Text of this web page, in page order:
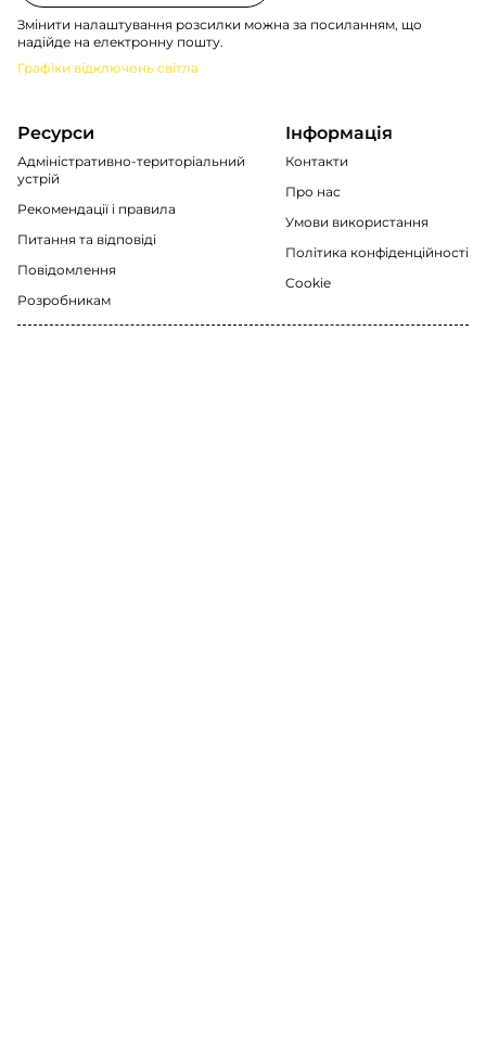
Змінити налаштування розсилки можна за посиланням, що
надійде на електронну пошту.
Графіки відключень світла
Ресурси
Адміністративно-територіальний
устрій
Рекомендації i правила
Питання та відповіді
Повідомлення
Розробникам
Інформація
Контакти
Про нас
Умови використання
Політика конфіденційності
Cookie